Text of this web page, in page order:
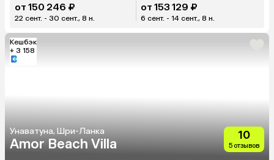
от 150 246 ₽
22 сент. - 30 сент., 8 н.
от 153 129 ₽
6 сент. - 14 сент., 8 н.
Кешбэк
+ 3 158
Унаватуна, Шри-Ланка
Amor Beach Villa
10
5 отзывов